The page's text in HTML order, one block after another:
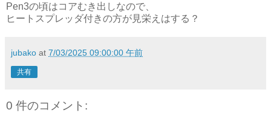
Pen3の頃はコアむき出しなので、
ヒートスプレッダ付きの方が見栄えはする？
jubako at 7/03/2025 09:00:00 午前
共有
0 件のコメント: